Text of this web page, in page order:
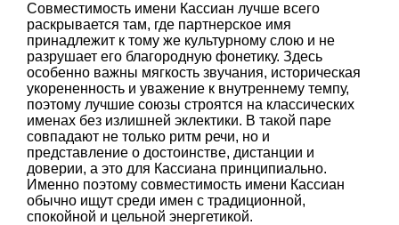
Совместимость имени Кассиан лучше всего
раскрывается там, где партнерское имя
принадлежит к тому же культурному слою и не
разрушает его благородную фонетику. Здесь
особенно важны мягкость звучания, историческая
укорененность и уважение к внутреннему темпу,
поэтому лучшие союзы строятся на классических
именах без излишней эклектики. В такой паре
совпадают не только ритм речи, но и
представление о достоинстве, дистанции и
доверии, а это для Кассиана принципиально.
Именно поэтому совместимость имени Кассиан
обычно ищут среди имен с традиционной,
спокойной и цельной энергетикой.